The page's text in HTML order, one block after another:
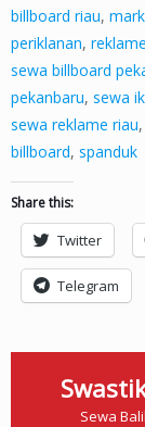
billboard riau,
periklanan, reklame
sewa billboard
pekanbaru, sewa
sewa reklame riau,
billboard, spanduk
Share this:
Twitter
Telegram
Sewa